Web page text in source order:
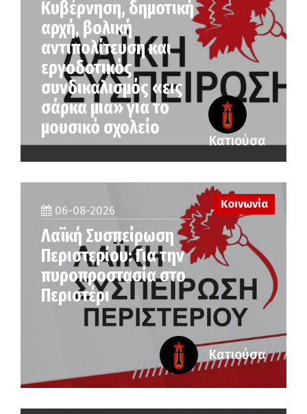
Κυβέρνηση, δημοτική
αρχή, βολική
αντιπολίτευση και
εργοδοτικός
συνδικαλισμός «εις
σάρκα μια» για το
μουσικό σχολείο
Κατιούσα
06-08-2026
Λαϊκή Συσπείρωση
Περιστερίου: Για την
πυροπροστασία στο
Περιστέρι
Κοινωνία
Κατιούσα